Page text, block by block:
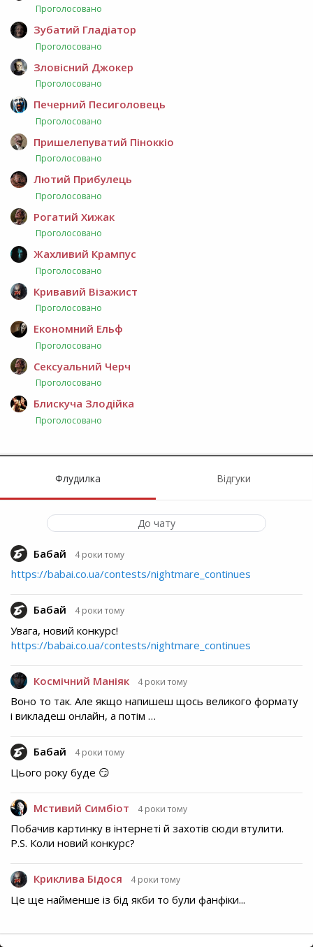
Проголосовано
Зубатий Гладіатор
Проголосовано
Зловісний Джокер
Проголосовано
Печерний Песиголовець
Проголосовано
Пришелепуватий Піноккіо
Проголосовано
Лютий Прибулець
Проголосовано
Рогатий Хижак
Проголосовано
Жахливий Крампус
Проголосовано
Кривавий Візажист
Проголосовано
Економний Ельф
Проголосовано
Сексуальний Черч
Проголосовано
Блискуча Злодійка
Проголосовано
Флудилка Відгуки
До чату
Бабай 4 роки тому
https://babai.co.ua/contests/nightmare_continues
Бабай 4 роки тому
Увага, новий конкурс!
https://babai.co.ua/contests/nightmare_continues
Космічний Маніяк 4 роки тому
Воно то так. Але якщо напишеш щось великого формату
і викладеш онлайн, а потім …
Бабай 4 роки тому
Цього року буде 😏
Мстивий Симбіот 4 роки тому
Побачив картинку в інтернеті й захотів сюди втулити.
P.S. Коли новий конкурс?
Криклива Бідося 4 роки тому
Це ще найменше із бід якби то були фанфіки...